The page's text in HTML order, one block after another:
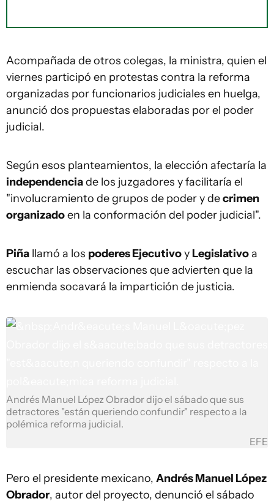
Acompañada de otros colegas, la ministra, quien el
viernes participó en protestas contra la reforma
organizadas por funcionarios judiciales en huelga,
anunció dos propuestas elaboradas por el poder
judicial.
Según esos planteamientos, la elección afectaría la
independenciade los juzgadores y facilitaría el
"involucramiento de grupos de poder y decrimen
organizadoen la conformación del poder judicial".
Piña llamó a los poderes Ejecutivoy Legislativoa
escuchar las observaciones que advierten que la
enmienda socavará la impartición de justicia.
Andrés Manuel López Obrador dijo el sábado que sus
detractores "están queriendo confundir" respecto a la
polémica reforma judicial.
EFE
Pero el presidente mexicano, Andrés Manuel López
Obrador, autor del proyecto, denunció el sábado